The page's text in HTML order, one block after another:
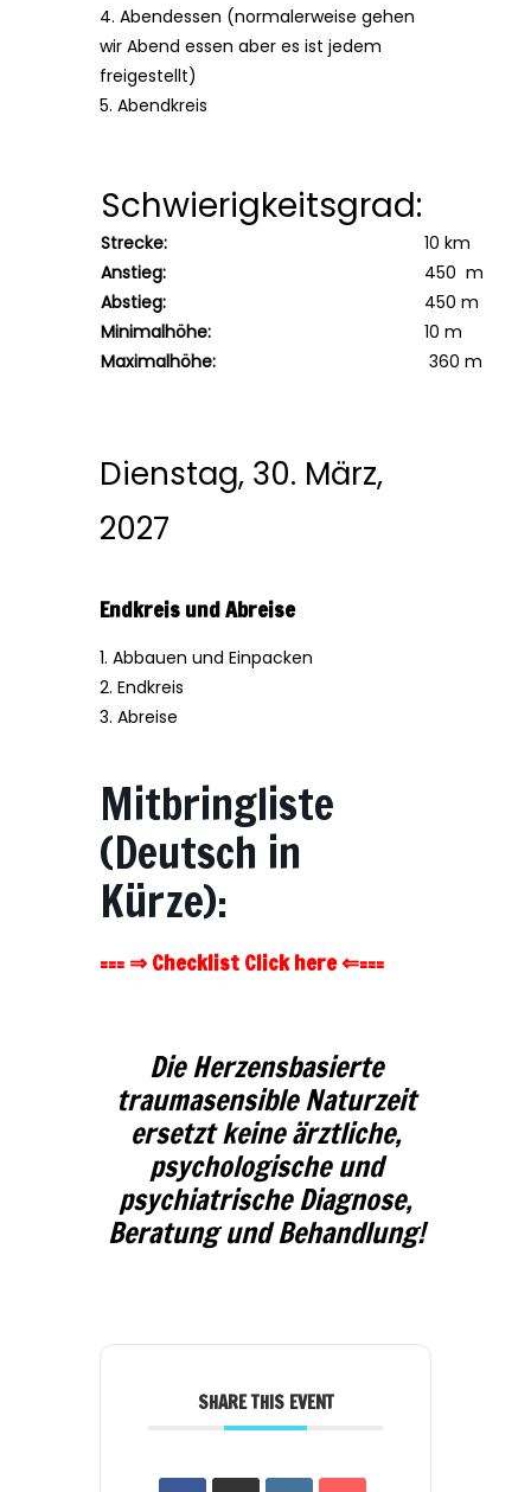
4. Abendessen (normalerweise gehen
wir Abend essen aber es ist jedem
freigestellt)
5. Abendkreis
Schwierigkeitsgrad:
Strecke:
10 km
Anstieg:
450 m
Abstieg:
450 m
Minimalhöhe:
10 m
Maximalhöhe:
360 m
Dienstag, 30. März,
2027
Endkreis und Abreise
1. Abbauen und Einpacken
2. Endkreis
3. Abreise
Mitbringliste
(Deutsch in
Kürze):
=== ⇒ Checklist Click here ⇐===
Die Herzensbasierte
traumasensible Naturzeit
ersetzt keine ärztliche,
psychologische und
psychiatrische Diagnose,
Beratung und Behandlung!
SHARE THIS EVENT